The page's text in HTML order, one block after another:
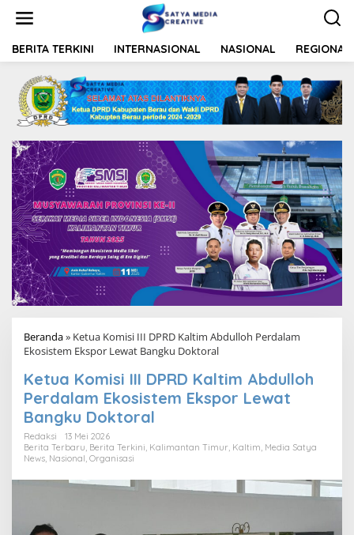
t
BERITA TERKINI INTERNASIONAL NASIONAL REGIONAL
Beranda» Ketua Komisi III DPRD Kaltim Abdulloh Perdalam
Ekosistem Ekspor Lewat Bangku Doktoral
Ketua Komisi III DPRD Kaltim Abdulloh
Perdalam Ekosistem Ekspor Lewat
Bangku Doktoral
Redaksi
13 Mei 2026
Berita Terbaru Berita Terkini Kalimantan Timur Kaltim Media Satya
News Nasional Organisasi